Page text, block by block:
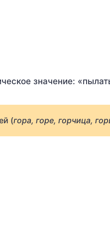
значение:
(гора, горе, горчица,